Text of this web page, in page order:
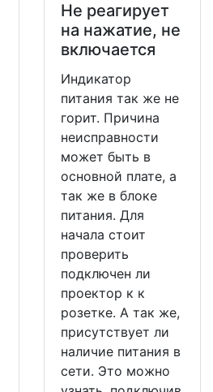
Не реагирует
на нажатие, не
включается
Индикатор
питания так же не
горит. Причина
неисправности
может быть в
основной плате, а
так же в блоке
питания. Для
начала стоит
проверить
подключен ли
проектор к к
розетке. А так же,
присутствует ли
наличие питания в
сети. Это можно